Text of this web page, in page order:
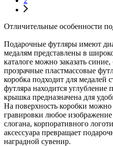
Отличительные особенности
Подарочные футляры имеют
медалям представлены в
каталоге можно заказать
прозрачные пластмассовые
коробка подходит для медалей
футляра находится
крышка предназначена для
На поверхность коробки
гравировки любое
слогана, корпоративного
аксессуара превращает
наградной сувенир.